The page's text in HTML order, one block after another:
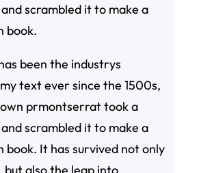
scrambled it to make a
book.
been the industrys
text ever since the 1500s,
prmontserrat took a
scrambled it to make a
book. It has survived not only
also the leap into